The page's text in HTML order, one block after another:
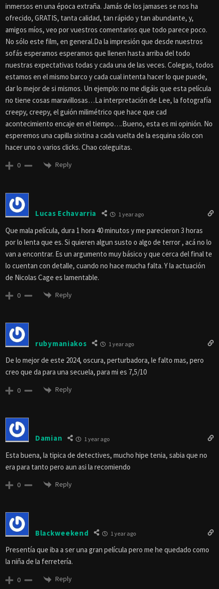
inmersos en una época extraña. Jamás de los jamases se nos ha
ofrecido, GRATIS, tanta calidad, tan rápido y tan abundante, y,
amigos míos, veo por vuestros comentarios que todo parece poco.
No sólo este film, en general.Da la impresión que desde nuestros
sofás esperamos esperamos que llenen hasta arriba del todo
nuestras expectativas todas y cada una de las veces. Colegas, todos
estamos en el mismo barco y cada cual intenta hacer lo que puede,
dar lo mejor de si mismos. Un ejemplo: no me digáis que esta película
no tiene cosas maravillosas…La interpretación de Lee, la fotografía
creepy, creepy, el guión milimétrico que hace que cad
acontecimiento encaje en el tiempo….Bueno, esta es mi opinión. No
esperemos una capilla sixtina a cada vuelta de la esquina sólo con
hacer uno o varios clicks. Chao coleguitas.
0 Reply
Lucas Echavarria 1 year ago
Que mala película, dura 1 hora 40 minutos y me parecieron 3 horas
por lo lenta que es. Si quieren algun susto o algo de terror , acá no lo
van a encontrar. Es un argumento muy básico y que cerca del final te
lo cuentan con detalle, cuando no hace mucha falta. Y la actuación
de Nicolas Cage es lamentable.
0 Reply
rubymaniakos 1 year ago
De lo mejor de este 2024, oscura, perturbadora, le falto mas, pero
creo que da para una secuela, para mi es 7,5/10
0 Reply
Damian 1 year ago
Esta buena, la tipica de detectives, mucho hipe tenia, sabia que no
era para tanto pero aun asi la recomiendo
0 Reply
Blackweekend 1 year ago
Presentía que iba a ser una gran película pero me he quedado como
la niña de la ferretería.
0 Reply